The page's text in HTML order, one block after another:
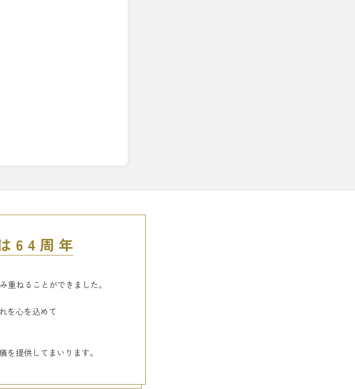
64周年
重ねることができました。
を心を込めて
を提供してまいります。